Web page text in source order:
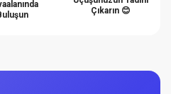
Çıkarın 😊